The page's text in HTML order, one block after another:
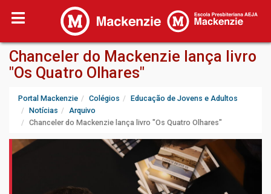
Chanceler do Mackenzie lança livro
"Os Quatro Olhares"
Portal Mackenzie Colégios
Educação de Jovens e Adultos
Notícias
Arquivo
Chanceler do Mackenzie lança livro "Os Quatro Olhares"